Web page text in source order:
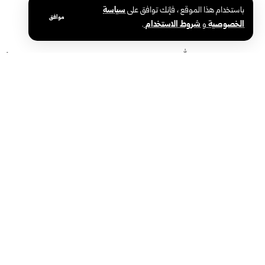
باستخدام هذا الموقع ، فإنك توافق علىسياسة
الخصوصيةوشروط الاستخدام.
موافق